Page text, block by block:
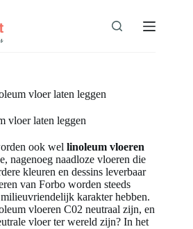
vloer laten leggen
vloer laten leggen
ook wel linoleum vloeren
nagenoeg naadloze vloeren die
kleuren en dessins leverbaar
van Forbo worden steeds
karakter hebben.
vloeren C02 neutraal zijn, en
vloer ter wereld zijn? In het